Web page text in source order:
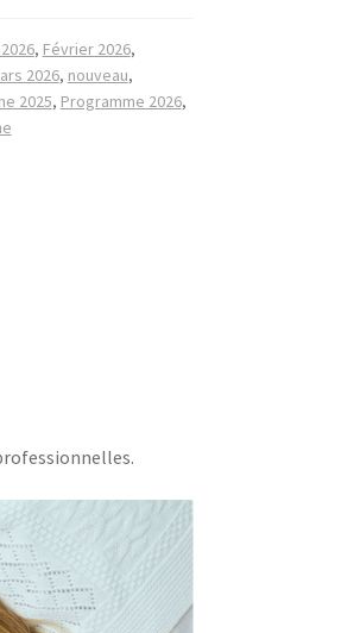
, Février 2026,
2026, nouveau,
2025, Programme 2026,